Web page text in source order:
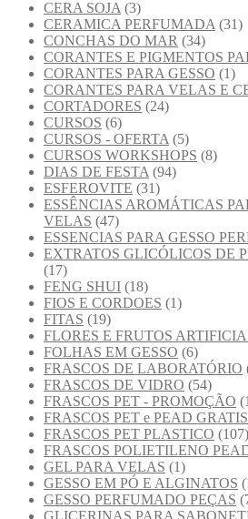
CERA SOJA (3)
CERAMICA PERFUMADA (31)
CONCHAS DO MAR (34)
CORANTES E PIGMENTOS
CORANTES PARA GESSO (1)
CORANTES PARA VELAS E
CORTADORES (24)
CURSOS (6)
CURSOS - OFERTA (5)
CURSOS WORKSHOPS (8)
DIAS DE FESTA (94)
ESFEROVITE (31)
ESSÊNCIAS AROMÁTICAS
VELAS (47)
ESSENCIAS PARA GESSO
EXTRATOS GLICÓLICOS DE
(17)
FENG SHUI (18)
FIOS E CORDOES (1)
FITAS (19)
FLORES E FRUTOS
FOLHAS EM GESSO (6)
FRASCOS DE LABORATÓRIO
FRASCOS DE VIDRO (54)
FRASCOS PET - PROMOÇÃO
FRASCOS PET e PEAD GRATIS
FRASCOS PET PLASTICO (107)
FRASCOS POLIETILENO
GEL PARA VELAS (1)
GESSO EM PÓ E ALGINATOS
GESSO PERFUMADO PEÇAS
GLICERINAS PARA